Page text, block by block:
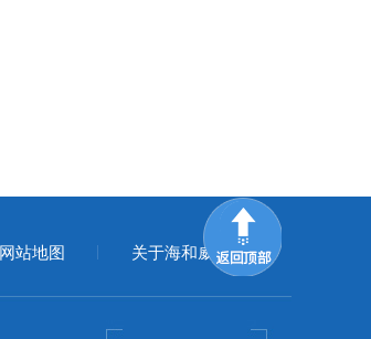
网站地图 关于海和威